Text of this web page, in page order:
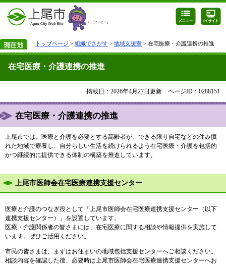
トップページ > 組織でさがす > 地域支援室 > 在宅医療・介護連携の推進
在宅医療・介護連携の推進
掲載日：2026年4月27日更新 ページID：0288151
在宅医療・介護連携の推進
上尾市では、医療と介護を必要とする高齢者が、できる限り自宅などの住み慣
れた地域で療養し、自分らしい生活を続けられるよう在宅医療・介護を包括的
かつ継続的に提供できる体制の構築を推進しています。
上尾市医師会在宅医療連携支援センター
医療と介護のつなぎ役として「上尾市医師会在宅医療連携支援センター（以下
連携支援センター）」を設置しています。
医療・介護関係者の皆さまには、在宅医療に関する相談や情報提供を実施して
います。ぜひご活用ください。
市民の皆さまは、まずはお住まいの地域包括支援センターへご相談ください。
相談内容を確認した後、必要時は上尾市医師会在宅医療連携支援センターへお